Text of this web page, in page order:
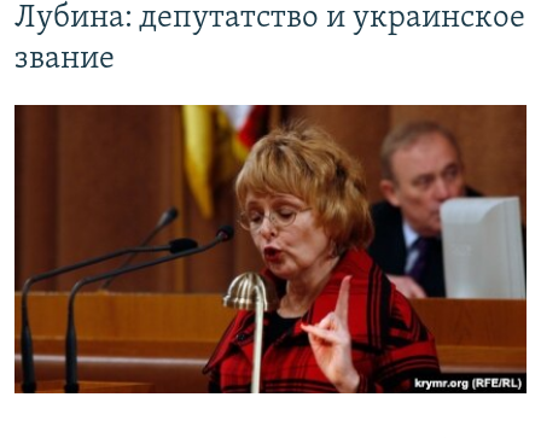
Лубина: депутатство и украинское
звание